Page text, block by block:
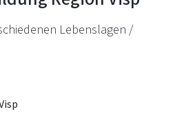
Lebenslagen /